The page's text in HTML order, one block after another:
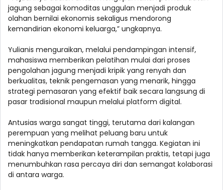
jagung sebagai komoditas unggulan menjadi produk
olahan bernilai ekonomis sekaligus mendorong
kemandirian ekonomi keluarga,” ungkapnya.
Yulianis menguraikan, melalui pendampingan intensif,
mahasiswa memberikan pelatihan mulai dari proses
pengolahan jagung menjadi kripik yang renyah dan
berkualitas, teknik pengemasan yang menarik, hingga
strategi pemasaran yang efektif baik secara langsung di
pasar tradisional maupun melalui platform digital.
Antusias warga sangat tinggi, terutama dari kalangan
perempuan yang melihat peluang baru untuk
meningkatkan pendapatan rumah tangga. Kegiatan ini
tidak hanya memberikan keterampilan praktis, tetapi juga
menumbuhkan rasa percaya diri dan semangat kolaborasi
di antara warga.